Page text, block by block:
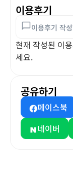
이용후기
이용후기 작
현재 작성된 이
세요.
공유하기
페이스북
네이버